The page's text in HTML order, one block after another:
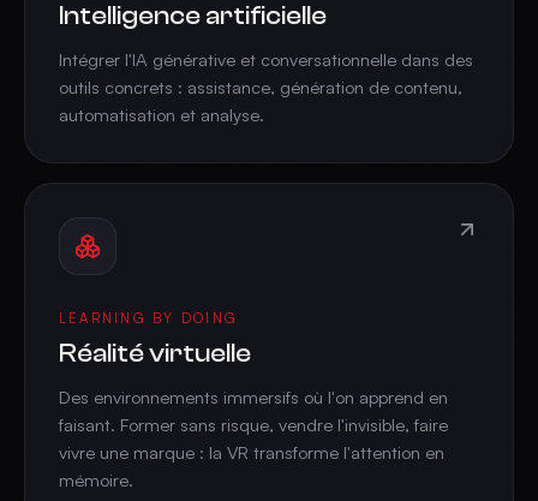
Intelligence artificielle
Intégrer l'IA générative et conversationnelle dans des
outils concrets : assistance, génération de contenu,
automatisation et analyse.
LEARNING BY DOING
Réalité virtuelle
Des environnements immersifs où l'on apprend en
faisant. Former sans risque, vendre l'invisible, faire
vivre une marque : la VR transforme l'attention en
mémoire.